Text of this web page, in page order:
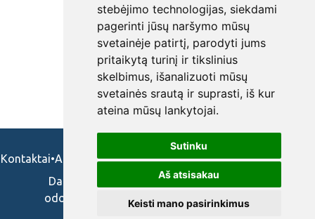
stebėjimo technologijas, siekdami
pagerinti jūsų naršymo mūsų
svetainėje patirtį, parodyti jums
pritaikytą turinį ir tikslinius
skelbimus, išanalizuoti mūsų
svetainės srautą ir suprasti, iš kur
ateina mūsų lankytojai.
Sutinku
Aš atsisakau
Keisti mano pasirinkimus
Kontaktai•Apie mus•Naudojimosi taisykės•Privatumo politika
Darbo skelbimai ir pasiūlymai: gydytojams,
odontologams, slaugytojams, veterinarams,